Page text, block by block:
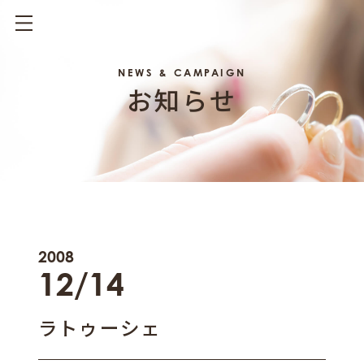
NEWS & CAMPAIGN
お知らせ
ラトゥーシェ
2008
12/14